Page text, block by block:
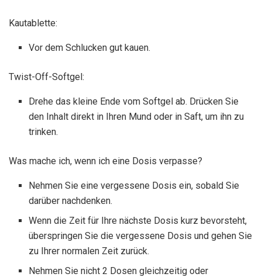
Kautablette:
Vor dem Schlucken gut kauen.
Twist-Off-Softgel:
Drehe das kleine Ende vom Softgel ab. Drücken Sie
den Inhalt direkt in Ihren Mund oder in Saft, um ihn zu
trinken.
Was mache ich, wenn ich eine Dosis verpasse?
Nehmen Sie eine vergessene Dosis ein, sobald Sie
darüber nachdenken.
Wenn die Zeit für Ihre nächste Dosis kurz bevorsteht,
überspringen Sie die vergessene Dosis und gehen Sie
zu Ihrer normalen Zeit zurück.
Nehmen Sie nicht 2 Dosen gleichzeitig oder